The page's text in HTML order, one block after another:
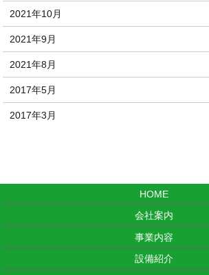
2021年10月
2021年9月
2021年8月
2017年5月
2017年3月
HOME
会社案内
事業内容
設備紹介